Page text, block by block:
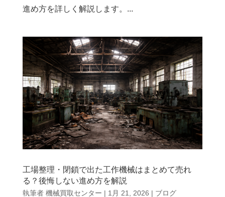
進め方を詳しく解説します。...
工場整理・閉鎖で出た工作機械はまとめて売れ
る？後悔しない進め方を解説
執筆者 機械買取センター | 1月 21, 2026 | ブログ